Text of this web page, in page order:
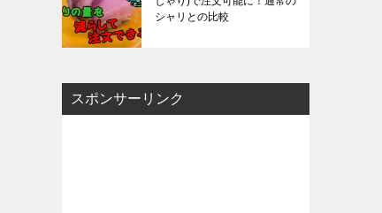
シャリとの比較
スポンサーリンク